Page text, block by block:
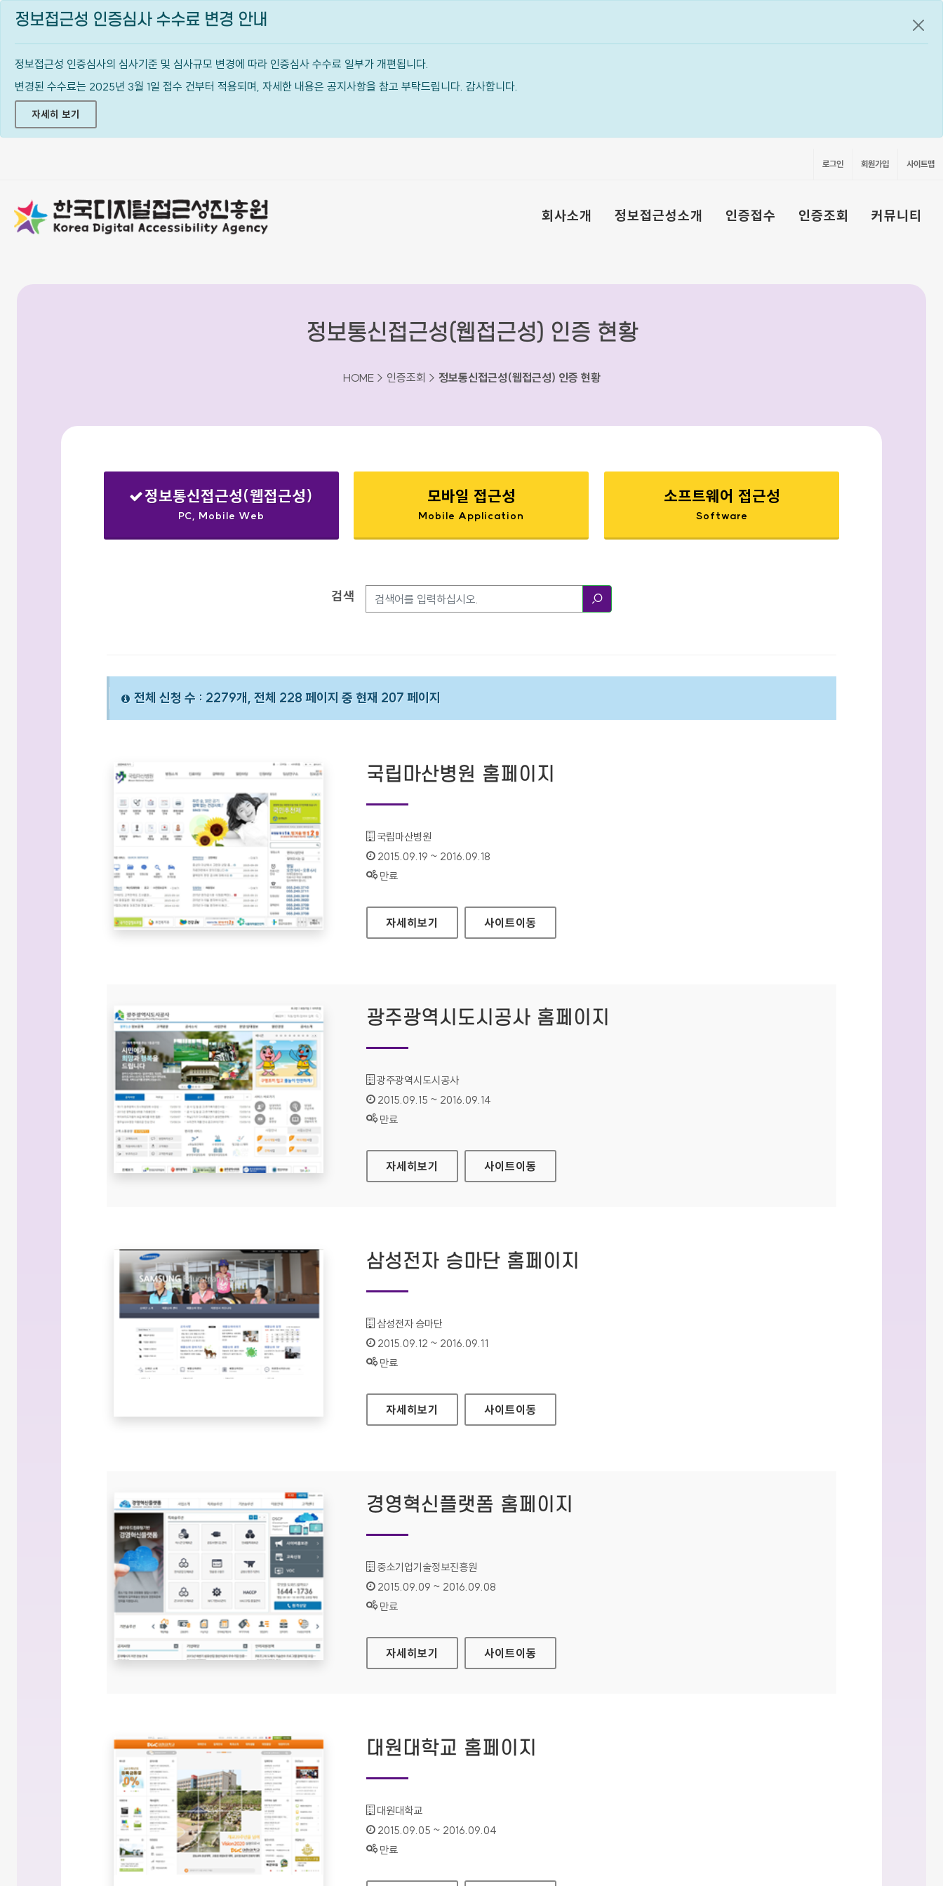
정보접근성 인증심사 수수료 변경 안내
정보접근성 인증심사의 심사기준 및 심사규모 변경에 따라 인증심사 수수료 일부가 개편됩니다.
변경된 수수료는 2025년 3월 1일 접수 건부터 적용되며, 자세한 내용은 공지사항을 참고 부탁드립니다. 감사합니다.
자세히 보기
공지
로그인 회원가입 사이트맵
회사소개 정보접근성소개 인증접수 인증조회 커뮤니티
정보통신접근성(웹접근성) 인증 현황
HOME > 인증조회 > 정보통신접근성(웹접근성) 인증 현황
정보통신접근성(웹접근성)
PC, Mobile Web
모바일 접근성
Mobile Application
소프트웨어 접근성
Software
검색
전체 신청 수 : 2279개, 전체 228 페이지 중 현재 207 페이지
국립마산병원 홈페이지
기관명 :
국립마산병원
인증기간 :
2015.09.19 ~ 2016.09.18
상태 :
만료
국립마산병원 홈페이지
자세히보기 사이트이동
광주광역시도시공사 홈페이지
기관명 :
광주광역시도시공사
인증기간 :
2015.09.15 ~ 2016.09.14
상태 :
만료
광주광역시도시공사 홈페이지
자세히보기 사이트이동
삼성전자 승마단 홈페이지
기관명 :
삼성전자 승마단
인증기간 :
2015.09.12 ~ 2016.09.11
상태 :
만료
삼성전자 승마단 홈페이지
자세히보기 사이트이동
경영혁신플랫폼 홈페이지
기관명 :
중소기업기술정보진흥원
인증기간 :
2015.09.09 ~ 2016.09.08
상태 :
만료
경영혁신플랫폼 홈페이지
자세히보기 사이트이동
대원대학교 홈페이지
기관명 :
대원대학교
인증기간 :
2015.09.05 ~ 2016.09.04
상태 :
만료